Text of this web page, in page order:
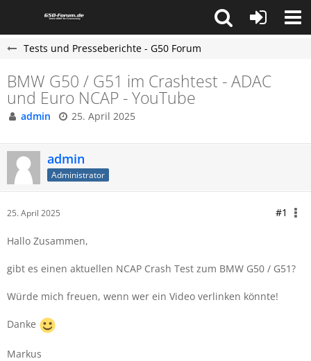
Tests und Presseberichte - G50 Forum
BMW G50 / G51 im Crashtest - ADAC
und Euro NCAP - YouTube
admin 25. April 2025
admin
Administrator
25. April 2025 #1
Hallo Zusammen,
gibt es einen aktuellen NCAP Crash Test zum BMW G50 / G51?
Würde mich freuen, wenn wer ein Video verlinken könnte!
Danke
Markus